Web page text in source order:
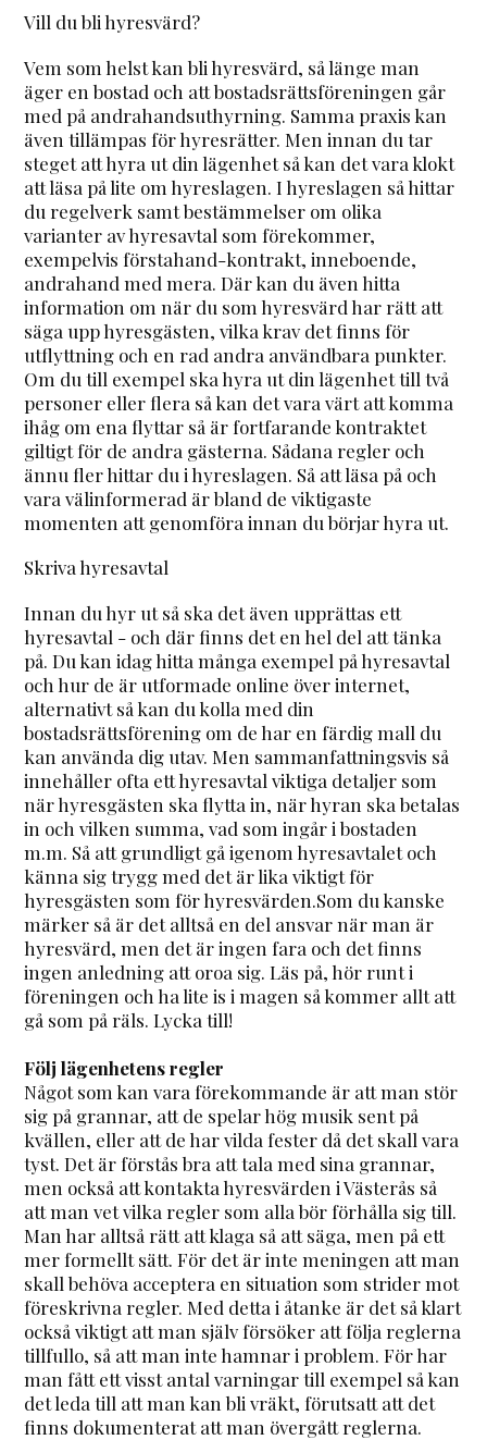
Vill du bli hyresvärd?
Vem som helst kan bli hyresvärd, så länge man
äger en bostad och att bostadsrättsföreningen går
med på andrahandsuthyrning. Samma praxis kan
även tillämpas för hyresrätter. Men innan du tar
steget att hyra ut din lägenhet så kan det vara klokt
att läsa på lite om hyreslagen. I hyreslagen så hittar
du regelverk samt bestämmelser om olika
varianter av hyresavtal som förekommer,
exempelvis förstahand-kontrakt, inneboende,
andrahand med mera. Där kan du även hitta
information om när du som hyresvärd har rätt att
säga upp hyresgästen, vilka krav det finns för
utflyttning och en rad andra användbara punkter.
Om du till exempel ska hyra ut din lägenhet till två
personer eller flera så kan det vara värt att komma
ihåg om ena flyttar så är fortfarande kontraktet
giltigt för de andra gästerna. Sådana regler och
ännu fler hittar du i hyreslagen. Så att läsa på och
vara välinformerad är bland de viktigaste
momenten att genomföra innan du börjar hyra ut.
Skriva hyresavtal
Innan du hyr ut så ska det även upprättas ett
hyresavtal - och där finns det en hel del att tänka
på. Du kan idag hitta många exempel på hyresavtal
och hur de är utformade online över internet,
alternativt så kan du kolla med din
bostadsrättsförening om de har en färdig mall du
kan använda dig utav. Men sammanfattningsvis så
innehåller ofta ett hyresavtal viktiga detaljer som
när hyresgästen ska flytta in, när hyran ska betalas
in och vilken summa, vad som ingår i bostaden
m.m. Så att grundligt gå igenom hyresavtalet och
känna sig trygg med det är lika viktigt för
hyresgästen som för hyresvärden.Som du kanske
märker så är det alltså en del ansvar när man är
hyresvärd, men det är ingen fara och det finns
ingen anledning att oroa sig. Läs på, hör runt i
föreningen och ha lite is i magen så kommer allt att
gå som på räls. Lycka till!
Följ lägenhetens regler
Något som kan vara förekommande är att man stör
sig på grannar, att de spelar hög musik sent på
kvällen, eller att de har vilda fester då det skall vara
tyst. Det är förstås bra att tala med sina grannar,
men också att kontakta hyresvärden i Västerås så
att man vet vilka regler som alla bör förhålla sig till.
Man har alltså rätt att klaga så att säga, men på ett
mer formellt sätt. För det är inte meningen att man
skall behöva acceptera en situation som strider mot
föreskrivna regler. Med detta i åtanke är det så klart
också viktigt att man själv försöker att följa reglerna
tillfullo, så att man inte hamnar i problem. För har
man fått ett visst antal varningar till exempel så kan
det leda till att man kan bli vräkt, förutsatt att det
finns dokumenterat att man övergått reglerna.